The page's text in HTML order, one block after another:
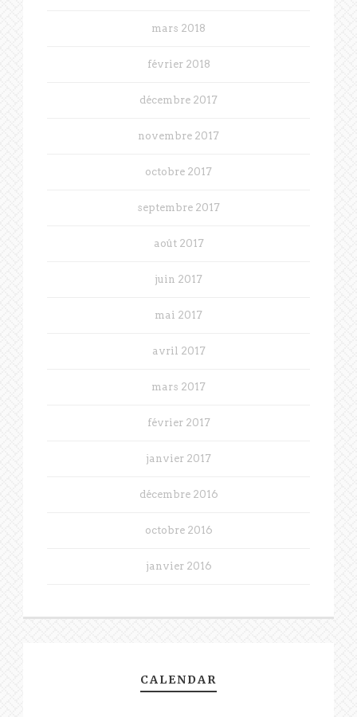
mars 2018
février 2018
décembre 2017
novembre 2017
octobre 2017
septembre 2017
août 2017
juin 2017
mai 2017
avril 2017
mars 2017
février 2017
janvier 2017
décembre 2016
octobre 2016
janvier 2016
CALENDAR